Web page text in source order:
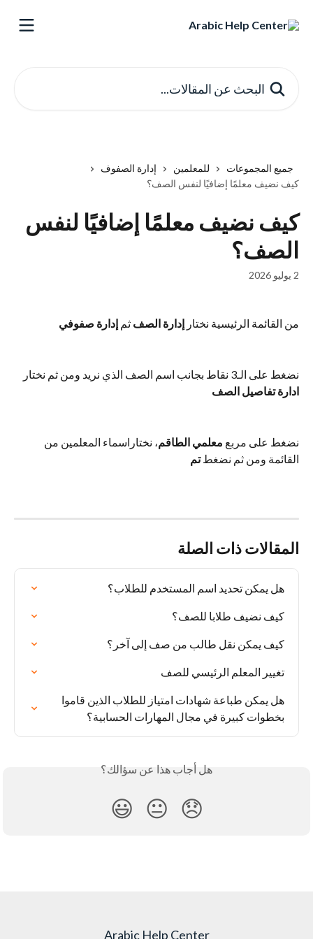
جميع المجموعات للمعلمين
إدارة الصفوف
كيف نضيف معلمًا إضافيًا لنفس الصف؟
كيف نضيف معلمًا إضافيًا لنفس
الصف؟
2 يوليو 2026
من القائمة الرئيسية نختار إدارة الصف ثم إدارة صفوفي
نضغط على الـ3 نقاط بجانب اسم الصف الذي نريد ومن ثم نختار
ادارة تفاصيل الصف
نضغط على مربع معلمي الطاقم، نختاراسماء المعلمين من
القائمة ومن ثم نضغط تم
المقالات ذات الصلة
هل يمكن تحديد اسم المستخدم للطلاب؟
كيف نضيف طلابا للصف؟
كيف يمكن نقل طالب من صف إلى آخر؟
تغيير المعلم الرئيسي للصف
هل يمكن طباعة شهادات امتياز للطلاب الذين قاموا
بخطوات كبيرة في مجال المهارات الحسابية؟
هل أجاب هذا عن سؤالك؟
😞
😐
😃
Arabic Help Center